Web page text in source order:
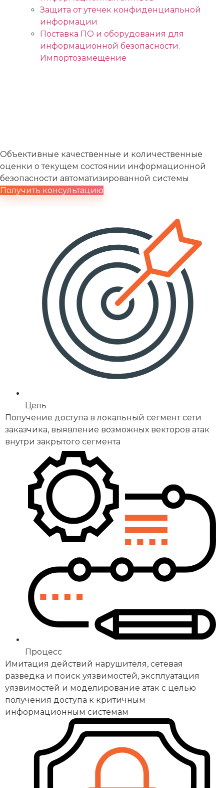
Защита от утечек конфиденциальной
информации
Поставка ПО и оборудования для
информационной безопасности.
Импортозамещение
Объективные качественные и количественные
оценки о текущем состоянии информационной
безопасности автоматизированной системы
Получить консультацию
Цель
Получение доступа в локальный сегмент сети
заказчика, выявление возможных векторов атак
внутри закрытого сегмента
Процесс
Имитация действий нарушителя, сетевая
разведка и поиск уязвимостей, эксплуатация
уязвимостей и моделирование атак с целью
получения доступа к критичным
информационным системам